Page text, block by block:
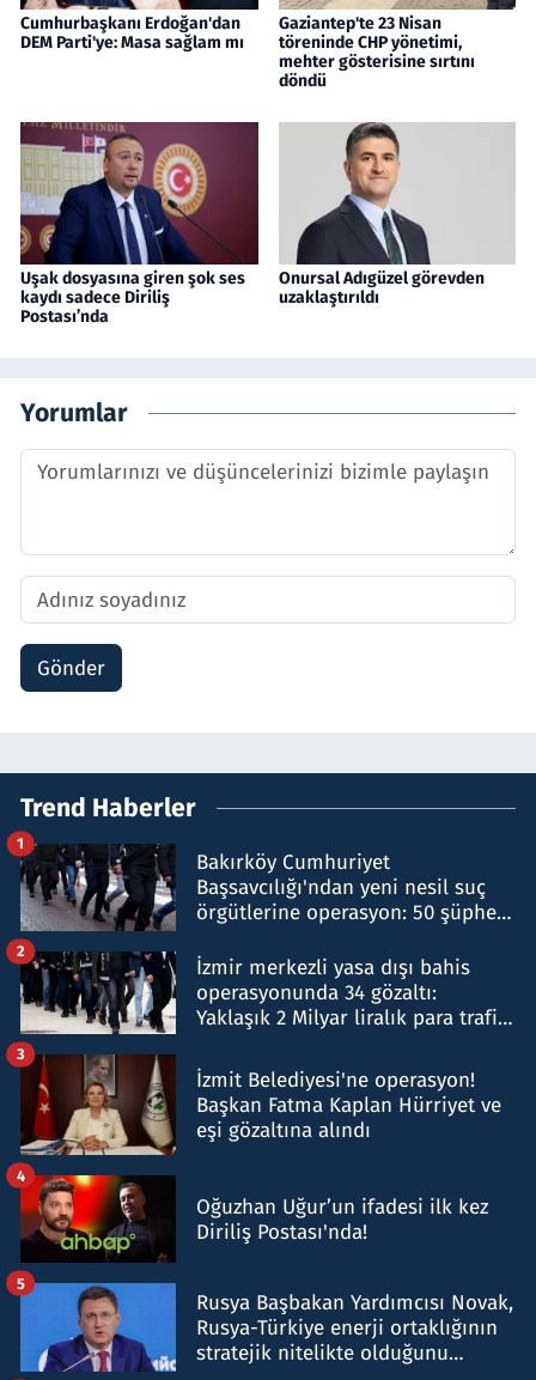
Cumhurbaşkanı Erdoğan'dan
DEM Parti'ye: Masa sağlam mı
Gaziantep'te 23 Nisan
töreninde CHP yönetimi,
mehter gösterisine sırtını
döndü
Uşak dosyasına giren şok ses
kaydı sadece Diriliş
Postası’nda
Onursal Adıgüzel görevden
uzaklaştırıldı
Yorumlar
Gönder
Trend Haberler
Bakırköy Cumhuriyet
Başsavcılığı'ndan yeni nesil suç
örgütlerine operasyon: 50 şüpheli
1
İzmir merkezli yasa dışı bahis
operasyonunda 34 gözaltı:
Yaklaşık 2 Milyar liralık para trafiği
2
İzmit Belediyesi'ne operasyon!
Başkan Fatma Kaplan Hürriyet ve
eşi gözaltına alındı
3
Oğuzhan Uğur’un ifadesi ilk kez
Diriliş Postası'nda!
4
Rusya Başbakan Yardımcısı Novak,
Rusya-Türkiye enerji ortaklığının
stratejik nitelikte olduğunu
5